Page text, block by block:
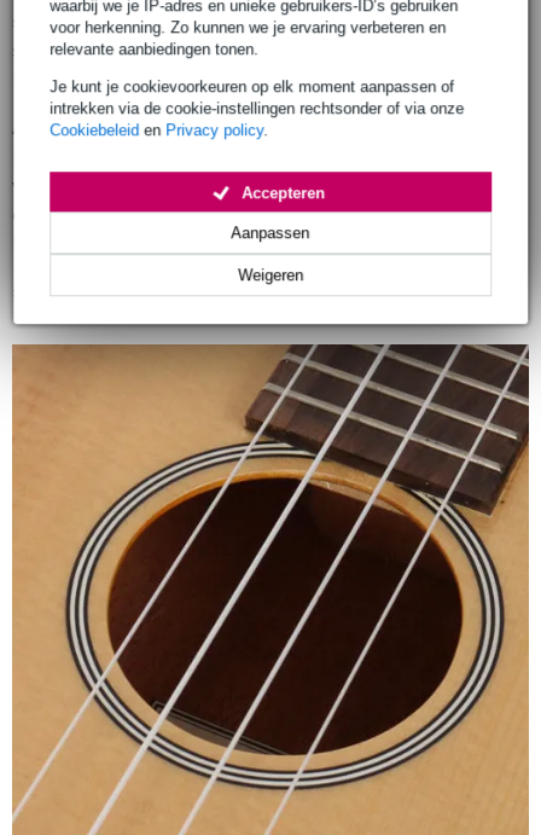
waarbij we je IP-adres en unieke gebruikers-ID’s gebruiken
voor herkenning. Zo kunnen we je ervaring verbeteren en
relevante aanbiedingen tonen.
Je kunt je cookievoorkeuren op elk moment aanpassen of
intrekken via de cookie-instellingen rechtsonder of via onze
Cookiebeleid en Privacy policy.
Weigeren
Aanpassen
Accepteren
stalen snaren op een ukelele! Door de veel hogere
snaarspanning zou het instrument ernstig beschadigd
kunnen raken.
Als er geen soort-aanduiding op de verpakking staat, gaat
van je zaak, dan is het verstandig om gewoon te kiezen voor
een set waarbij bijvoorbeeld sopraan, concert, tenor of
bariton duidelijk op de verpakking staat.
»
Ukelele-snaren